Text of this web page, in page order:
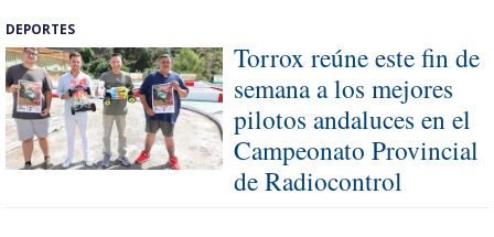
DEPORTES
Torrox reúne este fin de
semana a los mejores
pilotos andaluces en el
Campeonato Provincial
de Radiocontrol